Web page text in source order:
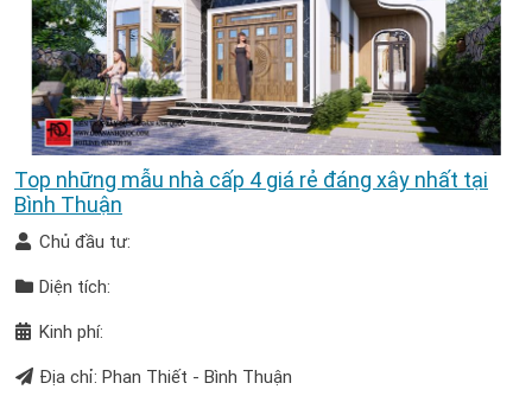
Top những mẫu nhà cấp 4 giá rẻ đáng xây nhất tại
Bình Thuận
Chủ đầu tư:
Diện tích:
Kinh phí:
Địa chỉ: Phan Thiết - Bình Thuận